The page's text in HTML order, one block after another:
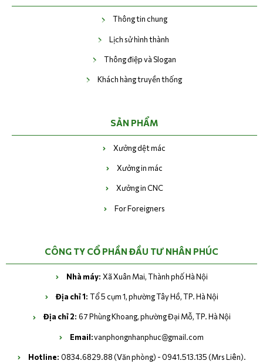
Thông tin chung
Lịch sử hình thành
Thông điệp và Slogan
Khách hàng truyền thống
SẢN PHẨM
Xưởng dệt mác
Xưởng in mác
Xưởng in CNC
For Foreigners
CÔNG TY CỔ PHẦN ĐẦU TƯ NHÂN PHÚC
Nhà máy:Xã Xuân Mai, Thành phố Hà Nội
Địa chỉ 1:Tổ 5 cụm 1, phường Tây Hồ, TP. Hà Nội
Địa chỉ 2:67 Phùng Khoang, phường Đại Mỗ, TP. Hà Nội
Email:vanphongnhanphuc@gmail.com
Hotline: 0834.6829.88 (Văn phòng) - 0941.513.135 (Mrs Liên).